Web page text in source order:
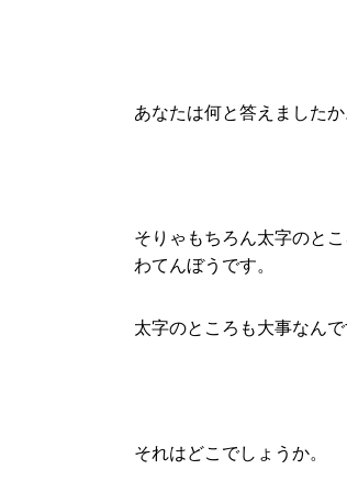
あなたは何と答えましたか
そりゃもちろん太字のと
わてんぼうです。
太字のところも大事なん
それはどこでしょうか。